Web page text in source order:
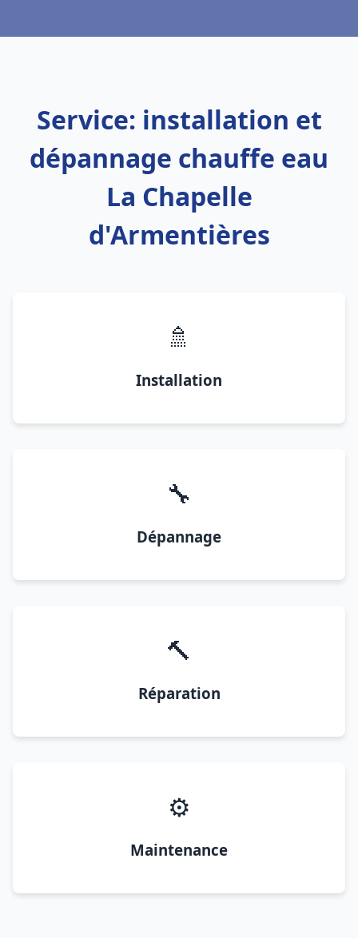
Service: installation et
dépannage chauffe eau
La Chapelle
d'Armentières
🚿
Installation
🔧
Dépannage
🔨
Réparation
⚙️
Maintenance